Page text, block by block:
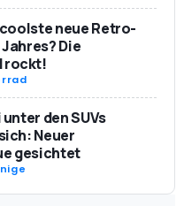
neue Retro-
Die
rockt!
den SUVs
Neuer
gesichtet